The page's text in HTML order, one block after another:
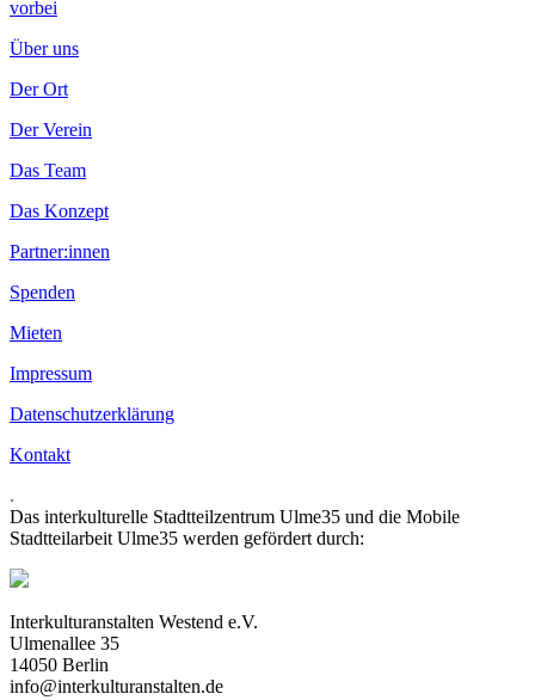
vorbei
Über uns
Der Ort
Der Verein
Das Team
Das Konzept
Partner:innen
Spenden
Mieten
Impressum
Datenschutzerklärung
Kontakt
.
Das interkulturelle Stadtteilzentrum Ulme35 und die Mobile
Stadtteilarbeit Ulme35 werden gefördert durch:
Interkulturanstalten Westend e.V.
Ulmenallee 35
14050 Berlin
info@interkulturanstalten.de